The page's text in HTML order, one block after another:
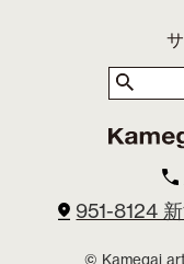
951-8124
© Kamegai